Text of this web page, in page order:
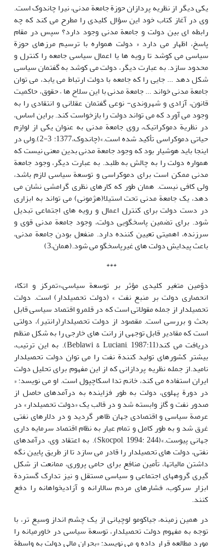
یکی دیگر از نظریه پردازان حوزة جامعة مدنی، نیرا چاندوک است.
وی در آغاز کتاب خود این سؤال کلیدی را مطرح می کند که چه
رابطه ای بین دولت و جامعة مدنی وجود دارد؟ سپس در مقام
پاسخ، اظهار می دارد « دولت همواره با ترسیم مرزهای حوزة
سیاسی می کوشد تا رویه ها یا اعمال سیاسی جامعه را کنترل و
محدود سازد. به عبارت دیگر، دولت می کوشد به گفتمان سیاسی
شکل دهد ... جایی را که جامعه با دولت ارتباط می یابد، می توان
جامعة مدنی خواند ... جامعة مدنی با این سلاح ها – حقوق، حاکمیت
قانون، آزادی و شهروندی- نوعی گفتمان عقلانی و انتقادی را به
وجود می آورد که می تواند دولت را بازخواست کند. براین اساس،
در نظریة دموکراتیک، روی جامعة مدنی به عنوان یکی از لوازم
حیاتی دموکراسی تأکید شده است.»(چاندوک،1377: 3-2).ولی در
اینجا باید هوشیار بود که وجود جامعة مدنی بدین معنی نیست که
همواره دولت را به چالش به طلبد. به عبارت دیگر، وجود جامعة
مدنی ممکن است برای دموکراسی و توسعة سیاسی لازم باشد،
ولی کافی نیست. همان طور که کارهای نظری گرامشی نشان می
دهد، یک جامعة مدنی تحت استیلا(هژمونی) می تواند به ابزاری
در دست دولت برای کنترل اعمال و رویه های اجتماعی تبدیل
شود. برای تضمین پاسخگویی دولت، وجود جامعة مدنی قوی و
سرزنده، اهمیتی تعیین کننده دارد. منفعل بودن جامعة مدنی،
باعث پیدایش دولت های غیرپاسخگو می شود.(همان،3)
***
دوّمین متغیر کلیدی مؤثر بر توسعة سیاسی،«تمرکز و اتکاء
انحصاری دولت بر منبع نفت » (دولت تحصیلدار) است. دولت
تحصیلدار از جمله مقولاتی است که در قلمرو اقتصاد سیاسی قابل
بحث و بررسی است. مقصود از دولت تحصیلدار(رانتیر)، دولتی
است که مقادیر قابل توجهی از رانت های خارجی را به شکل منظم
دریافت می کند(Beblawi & Luciani, 1987:11). به این ترتیب،
بیشتر کشورهای تولید کنندة نفت را می توان دولت تحصیلدار
نامید.از جمله نظریه پردازانی که از این مفهوم برای تحلیل دولت
ایران استفاده می کند، خانم تدا اسکاچپول است. او می نویسد: «
در دورة پهلوی، دولت به طور فزاینده به درآمدهای حاصل از
صدور نفت و گاز وابسته شد و در قالب یک «دولت تحصیلدار» در
عرصة سیاسی و اقتصادی جهان ظاهر گردید و در دلارهای نفتی
غرق شد و به طور کامل و تمام عیار به نظام اقتصاد سرمایه داری
جهانی پیوست.»(Skocpol, 1994: 244). به اعتقاد وی، درآمدهای
نفتی، دولت های تحصیلدار را قادر می سازد تا از طریق پایین نگه
داشتن مالیاتها، تأمین منافع برای حامی پروری، ممانعت از شکل
گیری گروههای اجتماعی و سیاسی مستقل و نیز تدارک گستردة
ابزار سرکوب، فشارهای مردم سالارانه و آزادیخواهانه را دفع
کنند.
در همین زمینه، جیاکومو لوچیانی از یک چشم انداز وسیع تر، با
توجه به مفهوم دولت تحصیلدار، توسعة سیاسی در خاورمیانه را
مورد مطالعه قرار داده و می نویسد: «بحران مالی دولت به واسطة